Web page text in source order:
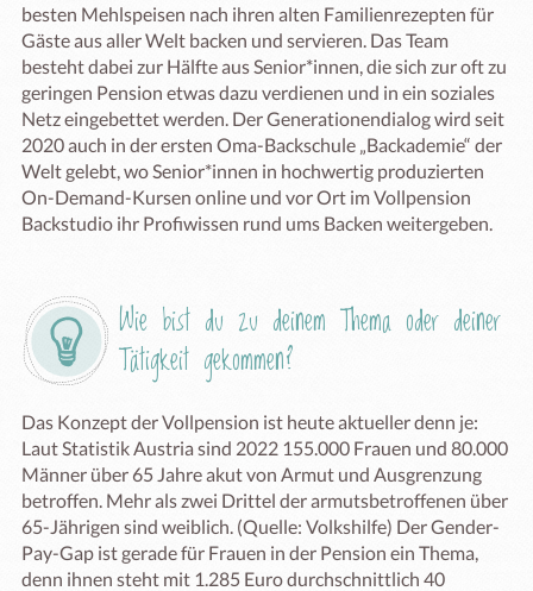
besten Mehlspeisen nach ihren alten Familienrezepten für
Gäste aus aller Welt backen und servieren. Das Team
besteht dabei zur Hälfte aus Senior*innen, die sich zur oft zu
geringen Pension etwas dazu verdienen und in ein soziales
Netz eingebettet werden. Der Generationendialog wird seit
2020 auch in der ersten Oma-Backschule „Backademie“ der
Welt gelebt, wo Senior*innen in hochwertig produzierten
On-Demand-Kursen online und vor Ort im Vollpension
Backstudio ihr Profiwissen rund ums Backen weitergeben.
Wie bist du zu deinem Thema oder deiner
Tätigkeit gekommen?
Das Konzept der Vollpension ist heute aktueller denn je:
Laut Statistik Austria sind 2022 155.000 Frauen und 80.000
Männer über 65 Jahre akut von Armut und Ausgrenzung
betroffen. Mehr als zwei Drittel der armutsbetroffenen über
65-Jährigen sind weiblich. (Quelle: Volkshilfe) Der Gender-
Pay-Gap ist gerade für Frauen in der Pension ein Thema,
denn ihnen steht mit 1.285 Euro durchschnittlich 40